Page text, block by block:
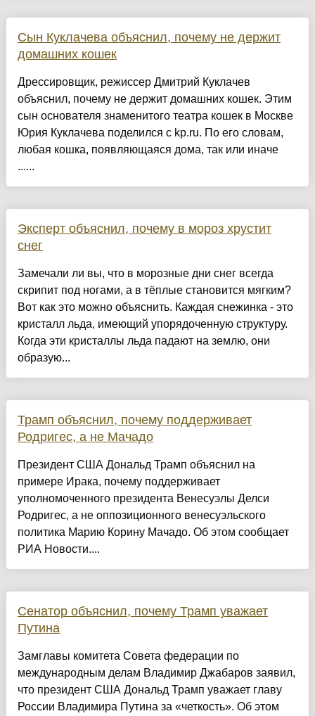
Сын Куклачева объяснил, почему не держит
домашних кошек
Дрессировщик, режиссер Дмитрий Куклачев
объяснил, почему не держит домашних кошек. Этим
сын основателя знаменитого театра кошек в Москве
Юрия Куклачева поделился с kp.ru. По его словам,
любая кошка, появляющаяся дома, так или иначе
......
Эксперт объяснил, почему в мороз хрустит
снег
Замечали ли вы, что в морозные дни снег всегда
скрипит под ногами, а в тёплые становится мягким?
Вот как это можно объяснить. Каждая снежинка - это
кристалл льда, имеющий упорядоченную структуру.
Когда эти кристаллы льда падают на землю, они
образую...
Трамп объяснил, почему поддерживает
Родригес, а не Мачадо
Президент США Дональд Трамп объяснил на
примере Ирака, почему поддерживает
уполномоченного президента Венесуэлы Делси
Родригес, а не оппозиционного венесуэльского
политика Марию Корину Мачадо. Об этом сообщает
РИА Новости....
Сенатор объяснил, почему Трамп уважает
Путина
Замглавы комитета Совета федерации по
международным делам Владимир Джабаров заявил,
что президент США Дональд Трамп уважает главу
России Владимира Путина за «четкость». Об этом